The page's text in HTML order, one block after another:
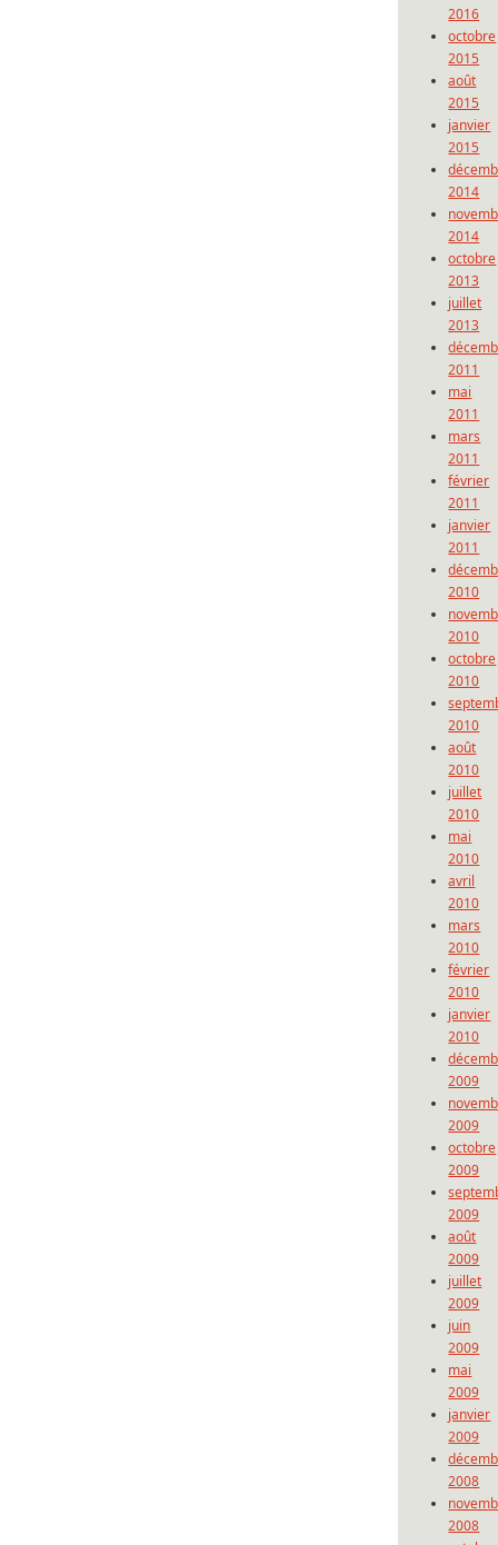
2016
octobre
2015
août
2015
janvier
2015
2014
2014
octobre
2013
juillet
2013
2011
mai
2011
mars
2011
février
2011
janvier
2011
2010
2010
octobre
2010
2010
août
2010
juillet
2010
mai
2010
avril
2010
mars
2010
février
2010
janvier
2010
2009
2009
octobre
2009
2009
août
2009
juillet
2009
juin
2009
mai
2009
janvier
2009
2008
2008